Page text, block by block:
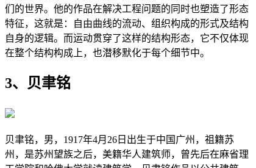
们的世界。他的作品在解决工程问题的同时也塑造了形态
特征，这就是：自由曲线的流动、组织构成的形式及结构
自身的逻辑。而运动贯穿了这样的结构形态，它不仅体现
在整个结构构成上，也潜移默化于每个细节中。
3、贝聿铭
贝聿铭，男，1917年4月26日出生于中国广州，祖籍苏
州，是苏州望族之后，美籍华人建筑师，曾先后在麻省理